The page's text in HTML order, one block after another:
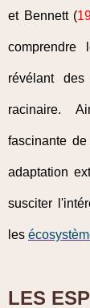
et Bennett (
comprendre
révélant
racinaire.
fascinante
adaptation
susciter
les
LES